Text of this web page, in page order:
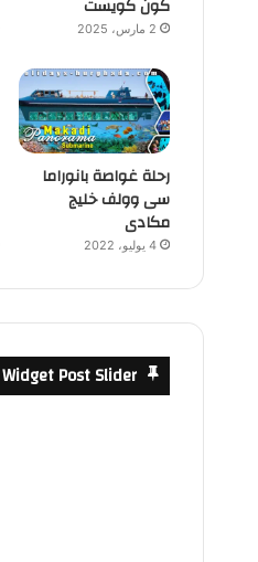
كون كويست
2 مارس، 2025
رحلة غواصة بانوراما
سى وولف خليج
مكادى
4 يوليو، 2022
Widget Post Slider